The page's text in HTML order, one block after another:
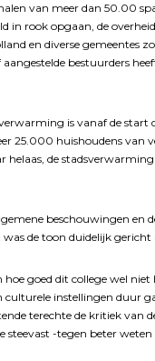
van meer dan 50.00
in rook opgaan, de
en diverse gemeentes
bestuurders
is vanaf de
25.000 huishoudens
de
beschouwingen
de toon duidelijk
goed dit college wel
instellingen duur
terechte de kritiek van
steevast -tegen beter